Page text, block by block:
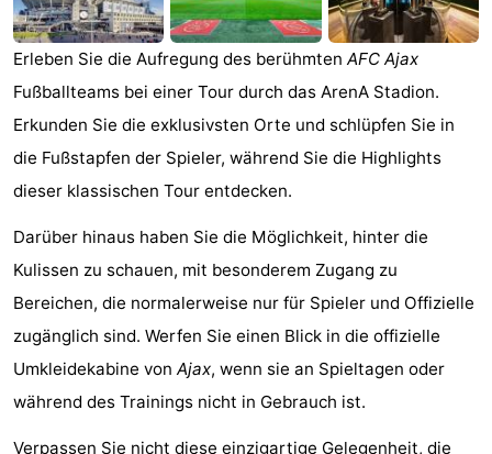
Denkmäler
-
Aussichtspunkte
Attraktionen
Rundfahrten
-
Experiences
Dörfer
Städte
Führungen
Sport
Erleben Sie die Aufregung des berühmten AFC Ajax
Fußballteams bei einer Tour durch das ArenA Stadion.
Erkunden Sie die exklusivsten Orte und schlüpfen Sie in
die Fußstapfen der Spieler, während Sie die Highlights
dieser klassischen Tour entdecken.
Darüber hinaus haben Sie die Möglichkeit, hinter die
Kulissen zu schauen, mit besonderem Zugang zu
Bereichen, die normalerweise nur für Spieler und Offizielle
zugänglich sind. Werfen Sie einen Blick in die offizielle
Umkleidekabine von Ajax, wenn sie an Spieltagen oder
während des Trainings nicht in Gebrauch ist.
Verpassen Sie nicht diese einzigartige Gelegenheit, die